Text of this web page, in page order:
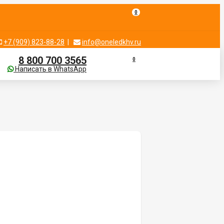
0
+7 (909) 823-88-28 info@oneledkhv.ru
8 800 700 3565
Написать в WhatsApp
0